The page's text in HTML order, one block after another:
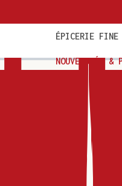
au
ÉPICERIE FINE
NOUVEAUTÉS &